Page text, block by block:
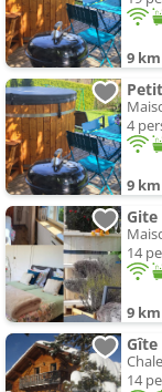
9 km
4
9 km
14
9 km
14